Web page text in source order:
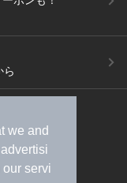
we and
servi
ら
稿のご案内
規約
採用情報